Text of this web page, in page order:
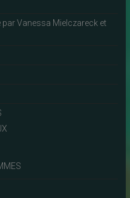
par Vanessa Mielczareck et